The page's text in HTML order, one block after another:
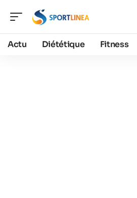
Actu Diététique Fitness